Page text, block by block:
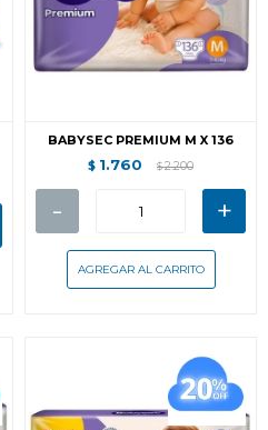
BABYSEC PREMIUM M X 136
$ 1.760 $ 2.200
- +